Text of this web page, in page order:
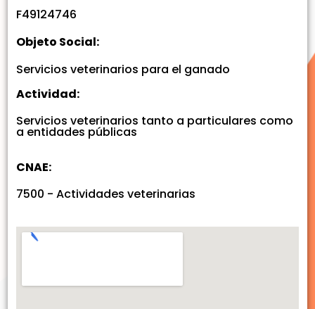
F49124746
Objeto Social:
Servicios veterinarios para el ganado
Actividad:
Servicios veterinarios tanto a particulares como
a entidades públicas
CNAE:
7500 - Actividades veterinarias